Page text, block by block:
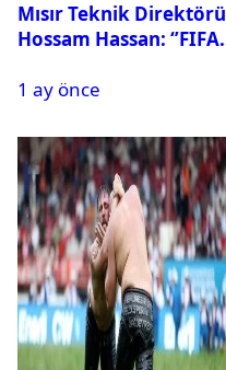
Mısır Teknik Direktörü
Hossam Hassan: ‘’FIFA,
istemiyor’’
1 ay önce